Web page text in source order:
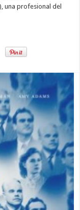
una profesional del